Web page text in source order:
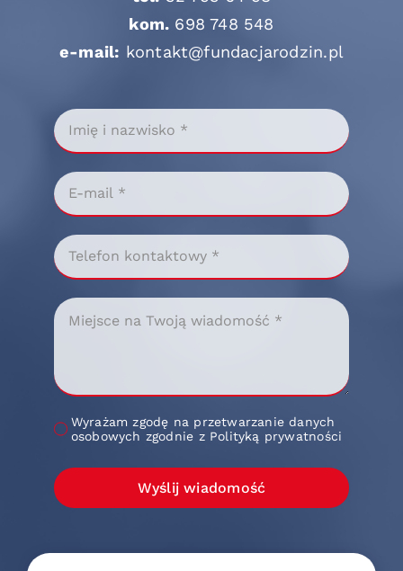
kom. 698 748 548
e-mail: kontakt@fundacjarodzin.pl
Wyrażam zgodę na przetwarzanie danych
osobowych zgodnie z Polityką prywatności
Wyślij wiadomość